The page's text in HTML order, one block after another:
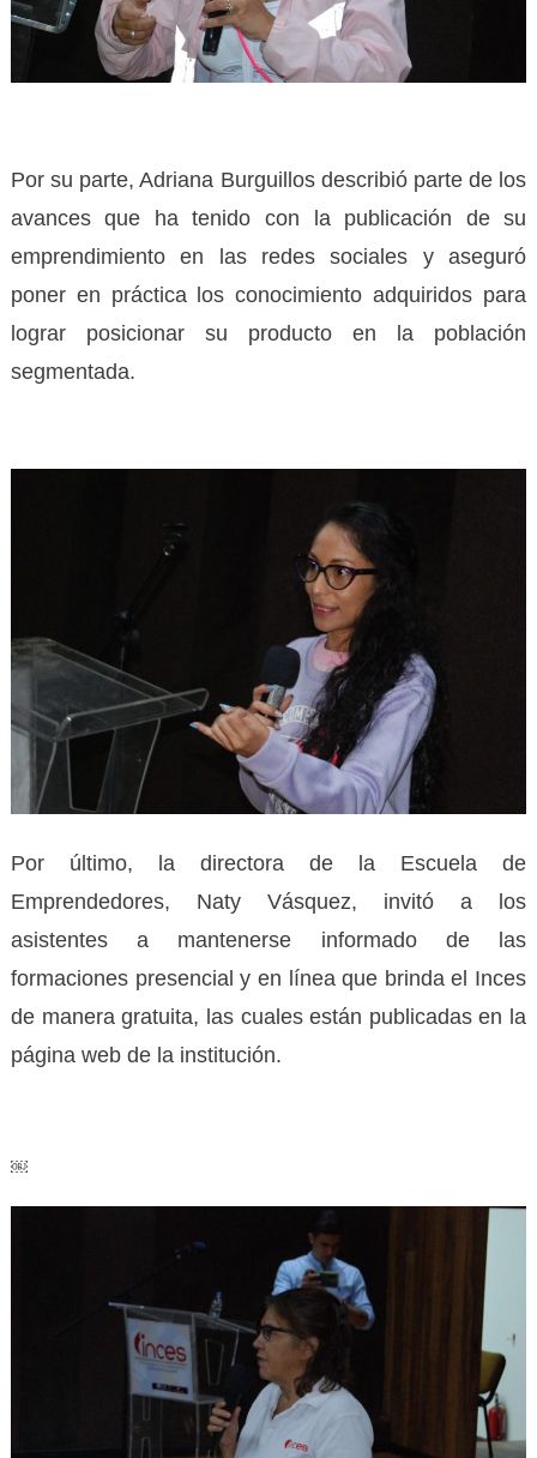
Por su parte, Adriana Burguillos describió parte de los
avances que ha tenido con la publicación de su
emprendimiento en las redes sociales y aseguró
poner en práctica los conocimiento adquiridos para
lograr posicionar su producto en la población
segmentada.
Por último, la directora de la Escuela de
Emprendedores, Naty Vásquez, invitó a los
asistentes a mantenerse informado de las
formaciones presencial y en línea que brinda el Inces
de manera gratuita, las cuales están publicadas en la
página web de la institución.
￼